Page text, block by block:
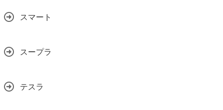
スマート
スープラ
テスラ